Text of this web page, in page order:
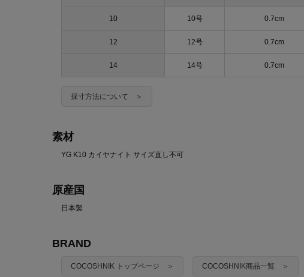
10 10号 0.7cm
12 12号 0.7cm
14 14号 0.7cm
採寸方法について ＞
素材
YG K10 カイヤナイト サイズ直し不可
原産国
日本製
BRAND
COCOSHNIK トップページ ＞ COCOSHNIK商品一覧 ＞